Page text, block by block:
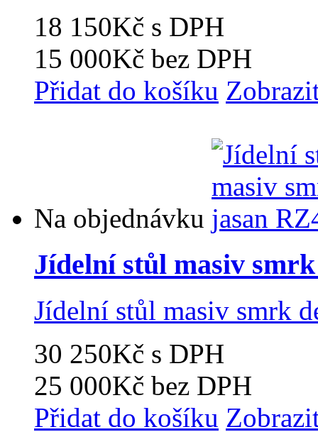
18 150Kč s DPH
15 000Kč bez DPH
Přidat do košíku
Na objednávku
Jídelní stůl masiv
Jídelní stůl masiv smrk
30 250Kč s DPH
25 000Kč bez DPH
Přidat do košíku